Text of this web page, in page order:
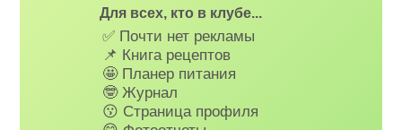
Для всех, кто в клубе...
✅ Почти нет рекламы
📌 Книга рецептов
🤩 Планер питания
🤓 Журнал
😗 Страница профиля